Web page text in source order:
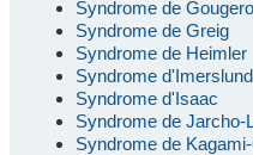
Syndrome de
Syndrome de Greig
Syndrome de Heimler
Syndrome
Syndrome d'Isaac
Syndrome de Jarcho-
Syndrome de